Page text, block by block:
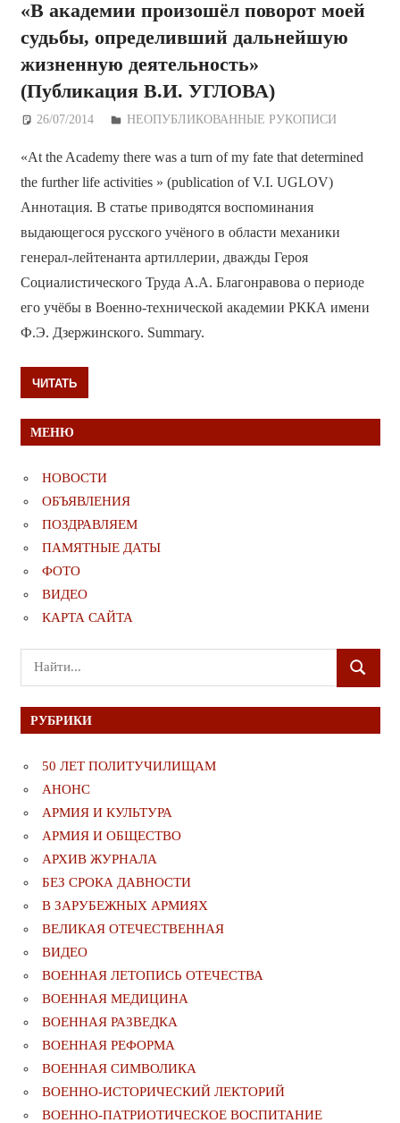
«В академии произошёл поворот моей
судьбы, определивший дальнейшую
жизненную деятельность»
(Публикация В.И. УГЛОВА)
26/07/2014 Дежурный по Редакции
НЕОПУБЛИКОВАННЫЕ РУКОПИСИ
«At the Academy there was a turn of my fate that determined
the further life activities » (publication of V.I. UGLOV)
Аннотация. В статье приводятся воспоминания
выдающегося русского учёного в области механики
генерал-лейтенанта артиллерии, дважды Героя
Социалистического Труда А.А. Благонравова о периоде
его учёбы в Военно-технической академии РККА имени
Ф.Э. Дзержинского. Summary.
ЧИТАТЬ
МЕНЮ
НОВОСТИ
ОБЪЯВЛЕНИЯ
ПОЗДРАВЛЯЕМ
ПАМЯТНЫЕ ДАТЫ
ФОТО
ВИДЕО
КАРТА САЙТА
Поиск
для:
ПОИСК
РУБРИКИ
50 ЛЕТ ПОЛИТУЧИЛИЩАМ
АНОНС
АРМИЯ И КУЛЬТУРА
АРМИЯ И ОБЩЕСТВО
АРХИВ ЖУРНАЛА
БЕЗ СРОКА ДАВНОСТИ
В ЗАРУБЕЖНЫХ АРМИЯХ
ВЕЛИКАЯ ОТЕЧЕСТВЕННАЯ
ВИДЕО
ВОЕННАЯ ЛЕТОПИСЬ ОТЕЧЕСТВА
ВОЕННАЯ МЕДИЦИНА
ВОЕННАЯ РАЗВЕДКА
ВОЕННАЯ РЕФОРМА
ВОЕННАЯ СИМВОЛИКА
ВОЕННО-ИСТОРИЧЕСКИЙ ЛЕКТОРИЙ
ВОЕННО-ПАТРИОТИЧЕСКОЕ ВОСПИТАНИЕ